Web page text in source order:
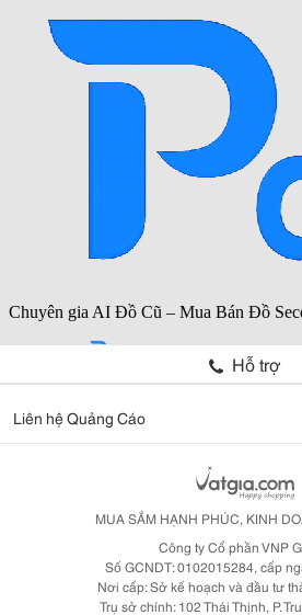
Hỗ trợ
Liên hệ Quảng Cáo
MUA SẮM HẠNH PHÚC, KINH
Công ty Cổ phần VNP
Số GCNDT: 0102015284, cấp
Nơi cấp: Sở kế hoạch và đầu tư
Trụ sở chính: 102 Thái Thịnh, P.